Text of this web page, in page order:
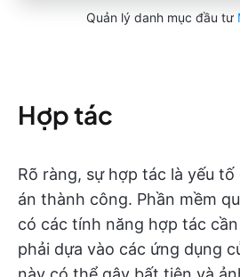
Quản lý danh mục đầu tư
Hợp tác
Rõ ràng, sự hợp tác là yếu
án thành công. Phần mềm
có các tính năng hợp tác
phải dựa vào các ứng dụng